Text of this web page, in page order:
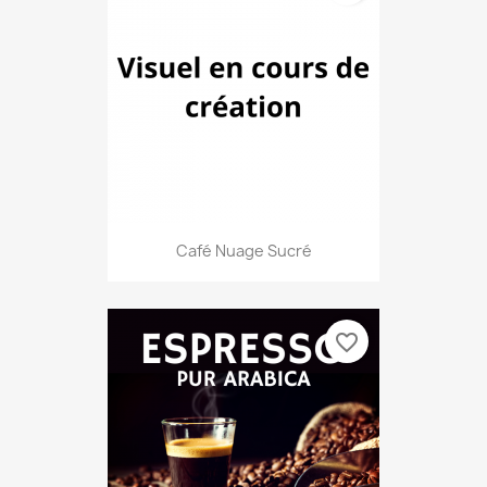
Café Nuage Sucré
favorite_border